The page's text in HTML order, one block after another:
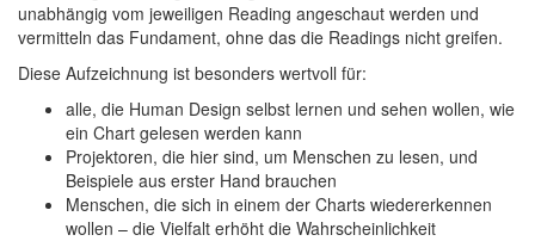
unabhängig vom jeweiligen Reading angeschaut werden und
vermitteln das Fundament, ohne das die Readings nicht greifen.
Diese Aufzeichnung ist besonders wertvoll für:
alle, die Human Design selbst lernen und sehen wollen, wie
ein Chart gelesen werden kann
Projektoren, die hier sind, um Menschen zu lesen, und
Beispiele aus erster Hand brauchen
Menschen, die sich in einem der Charts wiedererkennen
wollen – die Vielfalt erhöht die Wahrscheinlichkeit